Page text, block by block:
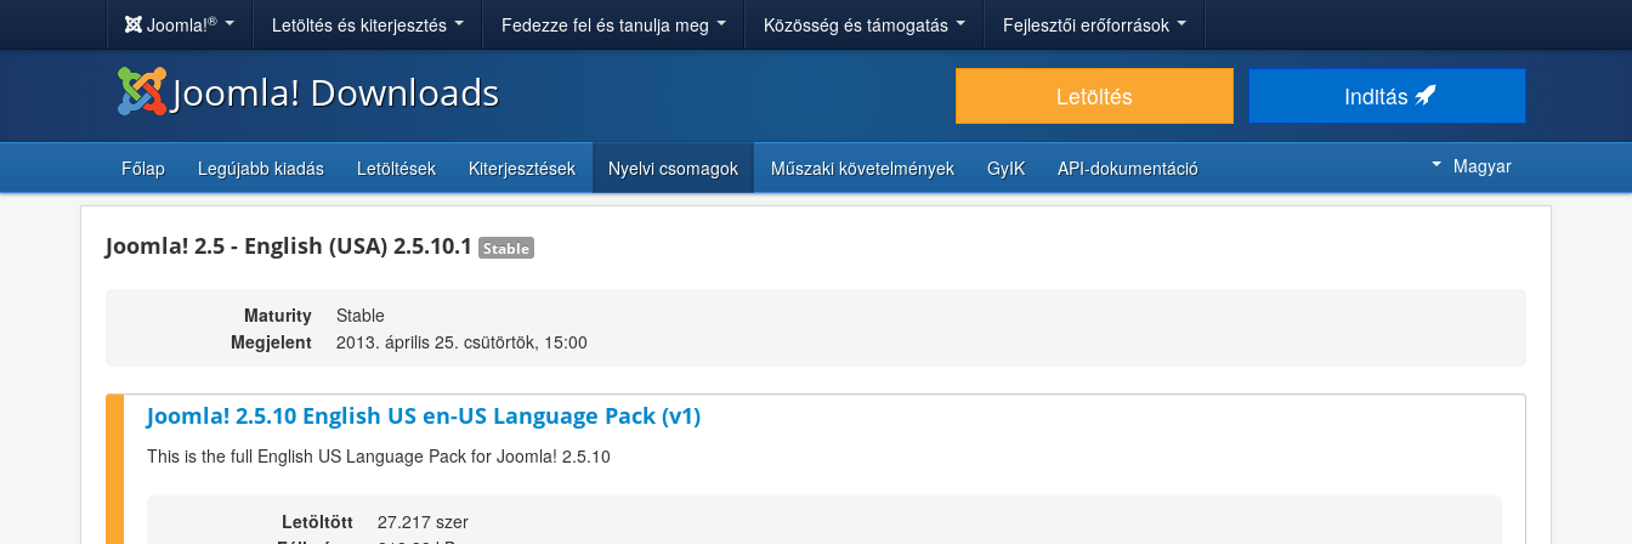
Joomla!® Letöltés és kiterjesztés Fedezze fel és tanulja meg Közösség és támogatás Fejlesztői erőforrások
Joomla! Downloads Letöltés Inditás
Főlap Legújabb kiadás Letöltések Kiterjesztések Nyelvi csomagok Műszaki követelmények GyIK API-dokumentáció Magyar
Joomla! 2.5 - English (USA) 2.5.10.1 Stable
Maturity
Stable
Megjelent
2013. április 25. csütörtök, 15:00
Joomla! 2.5.10 English US en-US Language Pack (v1)
This is the full English US Language Pack for Joomla! 2.5.10
Letöltött
27.217 szer